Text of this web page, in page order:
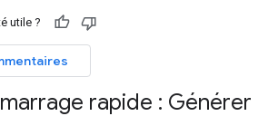
utile ?
rapide : Générer